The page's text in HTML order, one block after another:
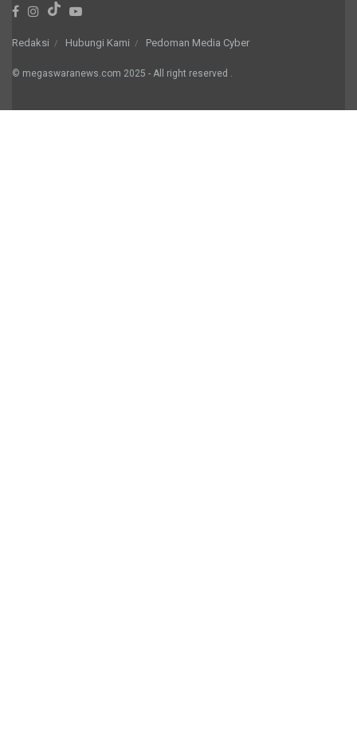
Redaksi Hubungi Kami Pedoman Media Cyber
© megaswaranews.com 2025 - All right reserved